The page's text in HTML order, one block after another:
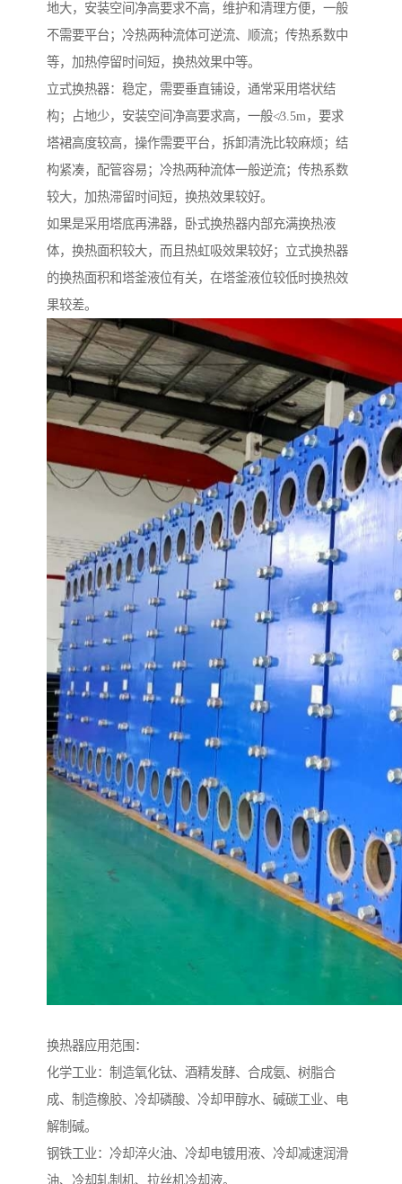
地大，安装空间净高要求不高，维护和清理方便，一般
不需要平台；冷热两种流体可逆流、顺流；传热系数中
等，加热停留时间短，换热效果中等。
立式换热器：稳定，需要垂直铺设，通常采用塔状结
构；占地少，安装空间净高要求高，一般≮3.5m，要求
塔裙高度较高，操作需要平台，拆卸清洗比较麻烦；结
构紧凑，配管容易；冷热两种流体一般逆流；传热系数
较大，加热滞留时间短，换热效果较好。
如果是采用塔底再沸器，卧式换热器内部充满换热液
体，换热面积较大，而且热虹吸效果较好；立式换热器
的换热面积和塔釜液位有关，在塔釜液位较低时换热效
果较差。
换热器应用范围：
化学工业：制造氧化钛、酒精发酵、合成氨、树脂合
成、制造橡胶、冷却磷酸、冷却甲醇水、碱碳工业、电
解制碱。
钢铁工业：冷却淬火油、冷却电镀用液、冷却减速润滑
油、冷却轧制机、拉丝机冷却液。